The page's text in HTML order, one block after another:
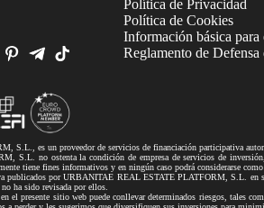
Política de Privacidad
Política de Cookies
Información básica para
Reglamento de
S.L., es un proveedor de servicios de financiación participativa
S.L. no ostenta la condición de empresa de servicios de
tiene fines informativos y en ningún caso podrá considerarse como
publicados por URBANITAE REAL ESTATE PLATFORM, S.L.
ha sido revisada por ellos.
el presente sitio web puede conllevar determinados riesgos, tales